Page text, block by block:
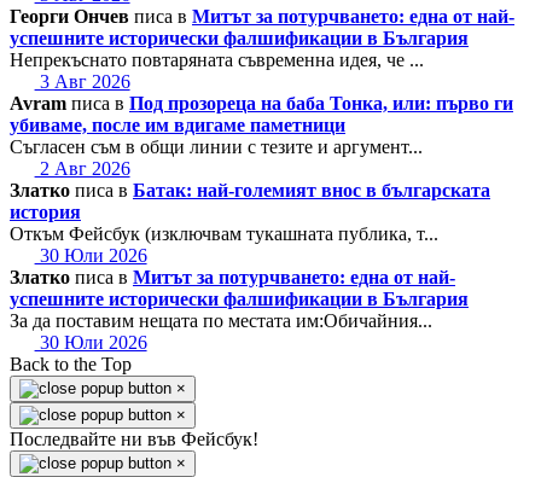
Георги Ончев писа в Митът за потурчването: една от най-
успешните исторически фалшификации в България
Непрекъснато повтаряната съвременна идея, че ...
3 Авг 2026
Avram писа в Под прозореца на баба Тонка, или: първо ги
убиваме, после им вдигаме паметници
Съгласен съм в общи линии с тезите и аргумент...
2 Авг 2026
Златко писа в Батак: най-големият внос в българската
история
Откъм Фейсбук (изключвам тукашната публика, т...
30 Юли 2026
Златко писа в Митът за потурчването: една от най-
успешните исторически фалшификации в България
За да поставим нещата по местата им:Обичайния...
30 Юли 2026
Back to the Top
×
×
Последвайте ни във Фейсбук!
×